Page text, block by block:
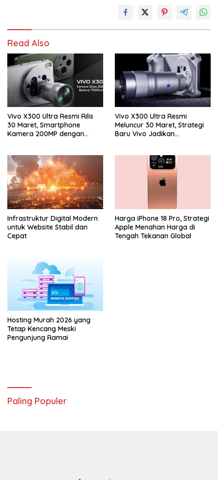
Read Also
Vivo X300 Ultra Resmi Rilis
30 Maret, Smartphone
Kamera 200MP dengan
Vivo X300 Ultra Resmi
Meluncur 30 Maret, Strategi
Baru Vivo Jadikan
Infrastruktur Digital Modern
untuk Website Stabil dan
Cepat
Harga iPhone 18 Pro, Strategi
Apple Menahan Harga di
Tengah Tekanan Global
Hosting Murah 2026 yang
Tetap Kencang Meski
Pengunjung Ramai
Paling Populer